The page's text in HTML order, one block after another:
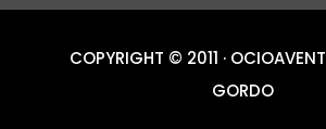
COPYRIGHT © 2011 ·
GORDO